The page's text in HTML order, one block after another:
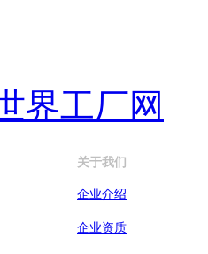
界工厂网
关于我们
企业介绍
企业资质